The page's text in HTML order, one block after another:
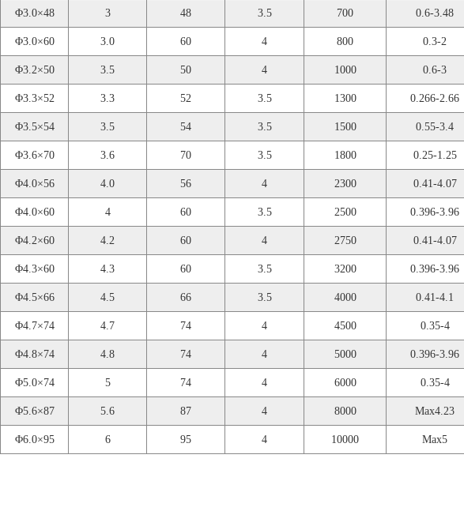
Φ3.0×48 3 48 3.5 700 0.6-3.48
Φ3.0×60 3.0 60 4 800 0.3-2
Φ3.2×50 3.5 50 4 1000 0.6-3
Φ3.3×52 3.3 52 3.5 1300 0.266-2.66
Φ3.5×54 3.5 54 3.5 1500 0.55-3.4
Φ3.6×70 3.6 70 3.5 1800 0.25-1.25
Φ4.0×56 4.0 56 4 2300 0.41-4.07
Φ4.0×60 4 60 3.5 2500 0.396-3.96
Φ4.2×60 4.2 60 4 2750 0.41-4.07
Φ4.3×60 4.3 60 3.5 3200 0.396-3.96
Φ4.5×66 4.5 66 3.5 4000 0.41-4.1
Φ4.7×74 4.7 74 4 4500 0.35-4
Φ4.8×74 4.8 74 4 5000 0.396-3.96
Φ5.0×74 5 74 4 6000 0.35-4
Φ5.6×87 5.6 87 4 8000 Max4.23
Φ6.0×95 6 95 4 10000 Max5